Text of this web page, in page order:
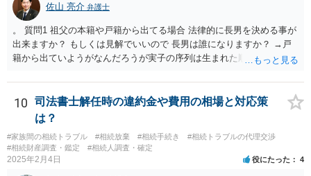
しいと思います。） ことになります。
佐山 亮介 弁護士
。 質問1 祖父の本籍や戸籍から出てる場合 法律的に長男を決める事が
出来ますか？ もしくは見解でいいので 長男は誰になりますか？ →戸
籍から出ていようがなんだろうが実子の序列は生まれた順ですから、
書が腹違いの長男に向けてある場合 書かれてる内容が最優先にされる
のですか？ →遺書というのが、法律上の遺言の形式を守っている限り
はそのとおりです。 質問3 父が腹違いの長男に法律的に優位になれそ
うな事はありますか？ →遺言が有効な場合、優位に立つことはできま
せんが、お祖父様が認知症であるなどの「遺言が作れないはずの事
情」があるならば①遺言無効確認の訴えを起こすのは一つの手です。
10
司法書士解任時の違約金や費用の相場と対応策
は？
#家族間の相続トラブル #相続放棄 #相続手続き
#相続トラブルの代理交渉
#相続財産調査・鑑定
#相続人調査・確定
2025年2月4日 役にたった 4